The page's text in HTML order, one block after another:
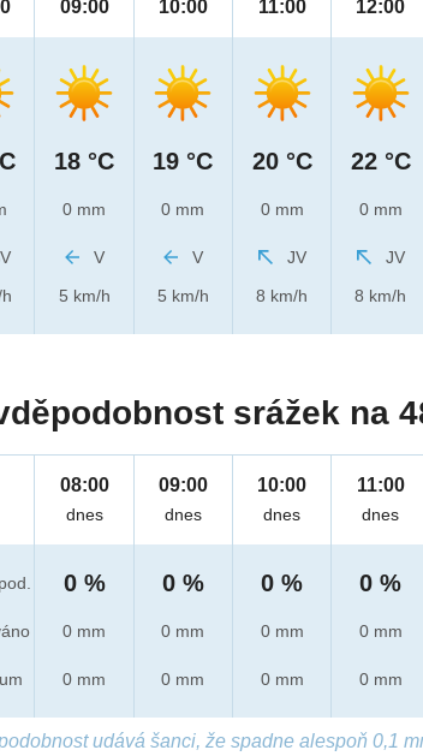
09:00
18 °C
0 mm
V
5 km/h
10:00
19 °C
0 mm
V
5 km/h
11:00
20 °C
0 mm
JV
8 km/h
12:00
22 °C
0 mm
JV
8 km/h
srážek na
08:00
dnes
0 %
0 mm
0 mm
09:00
dnes
0 %
0 mm
0 mm
10:00
dnes
0 %
0 mm
0 mm
11:00
dnes
0 %
0 mm
0 mm
udává šanci, že spadne alespoň 0,1